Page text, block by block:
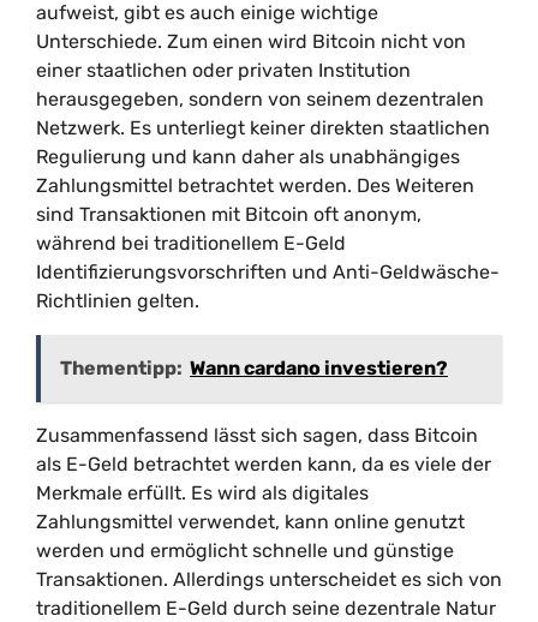
aufweist, gibt es auch einige wichtige
Unterschiede. Zum einen wird Bitcoin nicht von
einer staatlichen oder privaten Institution
herausgegeben, sondern von seinem dezentralen
Netzwerk. Es unterliegt keiner direkten staatlichen
Regulierung und kann daher als unabhängiges
Zahlungsmittel betrachtet werden. Des Weiteren
sind Transaktionen mit Bitcoin oft anonym,
während bei traditionellem E-Geld
Identifizierungsvorschriften und Anti-Geldwäsche-
Richtlinien gelten.
Thementipp: Wann cardano investieren?
Zusammenfassend lässt sich sagen, dass Bitcoin
als E-Geld betrachtet werden kann, da es viele der
Merkmale erfüllt. Es wird als digitales
Zahlungsmittel verwendet, kann online genutzt
werden und ermöglicht schnelle und günstige
Transaktionen. Allerdings unterscheidet es sich von
traditionellem E-Geld durch seine dezentrale Natur